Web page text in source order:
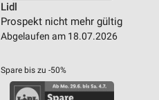
Lidl
Prospekt nicht mehr gültig
Abgelaufen am 18.07.2026
Spare bis zu -50%